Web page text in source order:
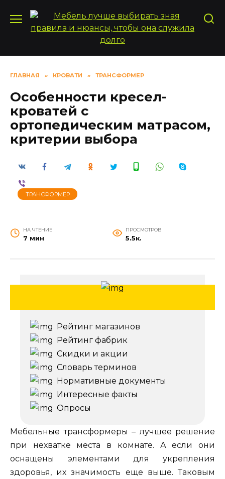
содержанию
ГЛАВНАЯ » КРОВАТИ » ТРАНСФОРМЕР
Особенности кресел-
кроватей с
ортопедическим матрасом,
критерии выбора
ТРАНСФОРМЕР
НА ЧТЕНИЕ
7 мин
ПРОСМОТРОВ
5.5к.
Рейтинг магазинов
Рейтинг фабрик
Скидки и акции
Словарь терминов
Нормативные документы
Интересные факты
Опросы
Мебельные трансформеры – лучшее решение
при нехватке места в комнате. А если они
оснащены элементами для укрепления
здоровья, их значимость еще выше. Таковым